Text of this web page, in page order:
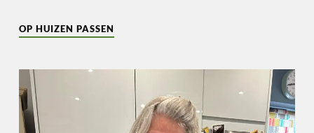
OP HUIZEN PASSEN